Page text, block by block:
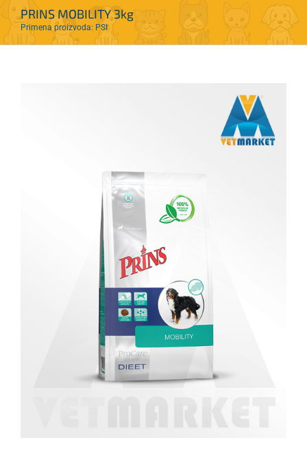
PRINS MOBILITY 3kg
Primena proizvoda: PSI